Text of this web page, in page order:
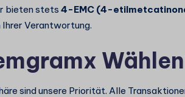
bieten stets 4-EMC (4-
Verantwortung.
sind unsere Priorität. Alle